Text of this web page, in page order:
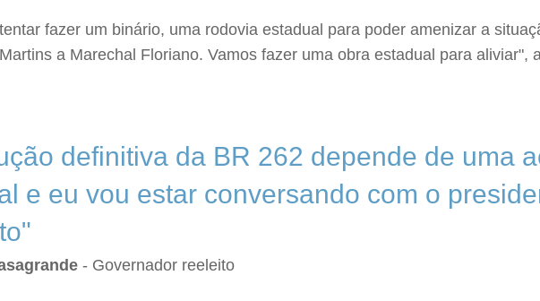
fazer um binário, uma rodovia estadual para poder amenizar a
a Marechal Floriano. Vamos fazer uma obra estadual para aliviar",
definitiva da BR 262 depende de uma
e eu vou estar conversando com o
- Governador reeleito